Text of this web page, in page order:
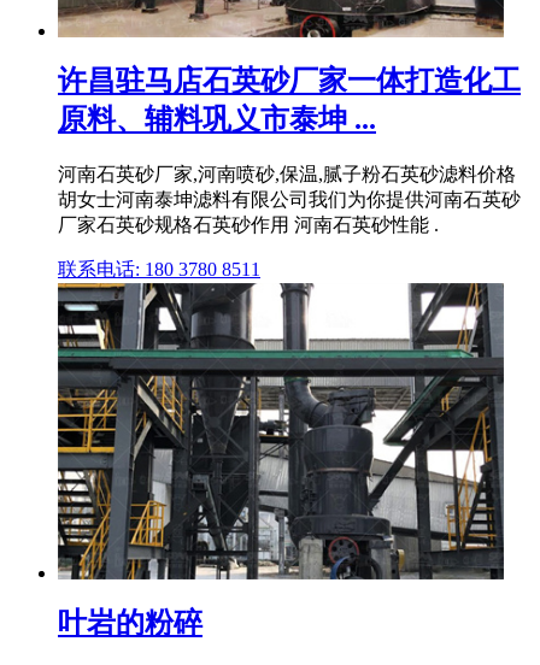
许昌驻马店石英砂厂家一体打造化工
原料、辅料巩义市泰坤 ...
河南石英砂厂家,河南喷砂,保温,腻子粉石英砂滤料价格
胡女士河南泰坤滤料有限公司我们为你提供河南石英砂
厂家石英砂规格石英砂作用 河南石英砂性能 .
联系电话: 180 3780 8511
叶岩的粉碎